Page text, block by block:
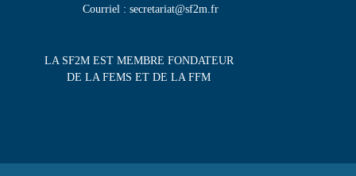
Courriel : secretariat@sf2m.fr
LA SF2M EST MEMBRE FONDATEUR
DE LA FEMS ET DE LA FFM